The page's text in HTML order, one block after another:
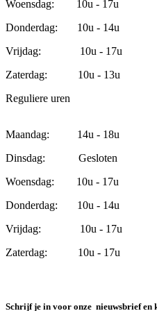
Woensdag: 10u - 17u
Donderdag: 10u - 14u
Vrijdag: 10u - 17u
Zaterdag: 10u - 13u
Reguliere uren
Maandag: 14u - 18u
Dinsdag: Gesloten
Woensdag: 10u - 17u
Donderdag: 10u - 14u
Vrijdag: 10u - 17u
Zaterdag: 10u - 17u
Schrijf je in voor onze nieuwsbrief